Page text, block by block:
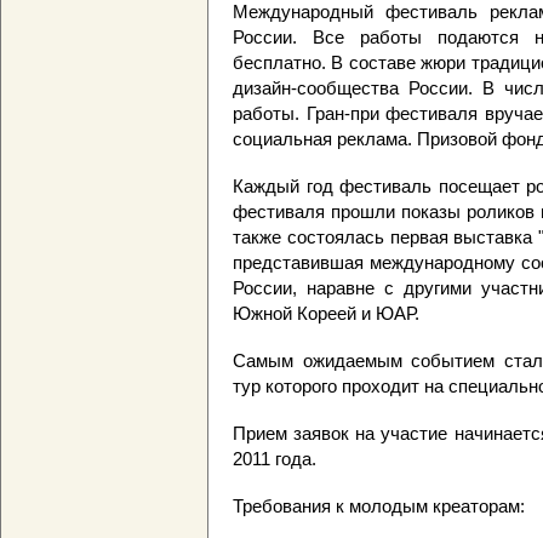
Международный фестиваль
России. Все работы подаются
бесплатно. В составе жюри
дизайн-сообщества России. В
работы. Гран-при фестиваля
социальная реклама. Призовой
Каждый год фестиваль посещает
фестиваля прошли показы
также состоялась первая
представившая международному
России, наравне с другими
Южной Кореей и ЮАР.
Самым ожидаемым событием стал
тур которого проходит на
Прием заявок на участие
2011 года.
Требования к молодым креаторам: